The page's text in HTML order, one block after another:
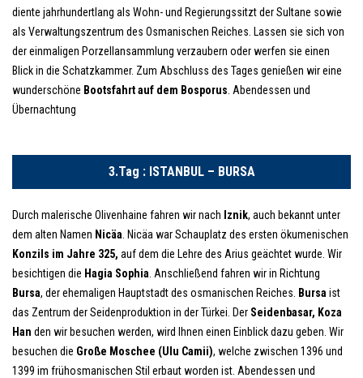
diente jahrhundertlang als Wohn- und Regierungssitzt der Sultane sowie
als Verwaltungszentrum des Osmanischen Reiches. Lassen sie sich von
der einmaligen Porzellansammlung verzaubern oder werfen sie einen
Blick in die Schatzkammer. Zum Abschluss des Tages genießen wir eine
wunderschöne Bootsfahrt auf dem Bosporus . Abendessen und
Übernachtung
3.Tag : ISTANBUL – BURSA
Durch malerische Olivenhaine fahren wir nach Iznik, auch bekannt unter
dem alten Namen Nicäa . Nicäa war Schauplatz des ersten ökumenischen
Konzils im Jahre 325, auf dem die Lehre des Arius geächtet wurde. Wir
besichtigen die Hagia Sophia . Anschließend fahren wir in Richtung
Bursa, der ehemaligen Hauptstadt des osmanischen Reiches. Bursa ist
das Zentrum der Seidenproduktion in der Türkei. Der Seidenbasar, Koza
Han den wir besuchen werden, wird Ihnen einen Einblick dazu geben. Wir
besuchen die Große Moschee (Ulu Camii), welche zwischen 1396 und
1399 im frühosmanischen Stil erbaut worden ist. Abendessen und